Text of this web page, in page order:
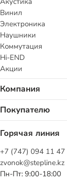
Винил
Электроника
Наушники
Коммутация
Hi-END
Акции
Компания
Покупателю
Горячая линия
+7 (747) 094 11 47
zvonok@stepline.kz
Пн-Пт: 9:00-18:00